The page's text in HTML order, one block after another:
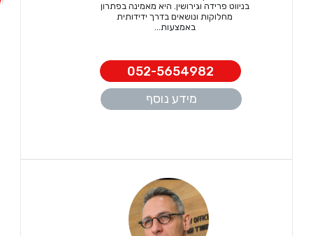
בניווט פרידה וגירושין. היא מאמינה בפתרון
מחלוקות ונושאים בדרך ידידותית
באמצעות...
052-5654982
מידע נוסף